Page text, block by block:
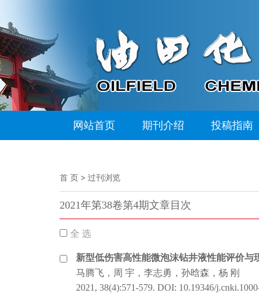
网站首页 期刊介绍 投稿指南
首 页 > 过刊浏览
2021年第38卷第4期文章目次
全 选
新型低伤害高性能微泡沫钻井液性能评价与
马腾飞，周 宇，李志勇，孙晗森，杨 刚
2021, 38(4):571-579. DOI: 10.19346/